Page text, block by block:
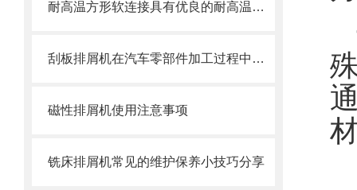
耐高温方形软连接具有优良的耐高温、耐腐蚀和密封性能
刮板排屑机在汽车零部件加工过程中的作用
磁性排屑机使用注意事项
铣床排屑机常见的维护保养小技巧分享